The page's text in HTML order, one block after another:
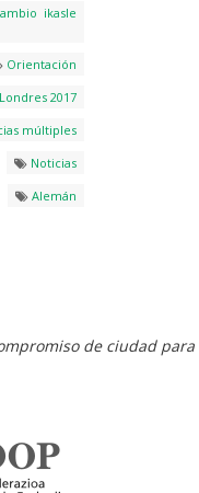
ikasle
Orientación
Londres 2017
múltiples
Noticias
Alemán
de ciudad para